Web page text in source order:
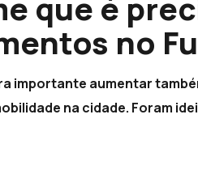
no
importante aumentar
na cidade. Foram